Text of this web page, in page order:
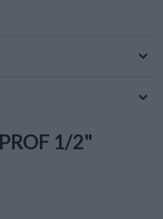
1/2"